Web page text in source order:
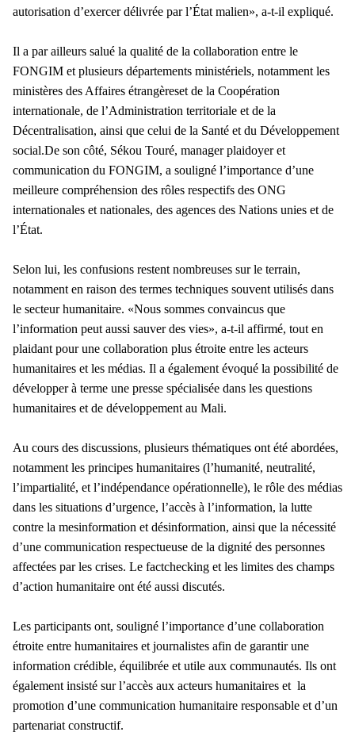
autorisation d’exercer délivrée par l’État malien», a-t-il expliqué.
Il a par ailleurs salué la qualité de la collaboration entre le
FONGIM et plusieurs départements ministériels, notamment les
ministères des Affaires étrangèreset de la Coopération
internationale, de l’Administration territoriale et de la
Décentralisation, ainsi que celui de la Santé et du Développement
social.De son côté, Sékou Touré, manager plaidoyer et
communication du FONGIM, a souligné l’importance d’une
meilleure compréhension des rôles respectifs des ONG
internationales et nationales, des agences des Nations unies et de
l’État.
Selon lui, les confusions restent nombreuses sur le terrain,
notamment en raison des termes techniques souvent utilisés dans
le secteur humanitaire. «Nous sommes convaincus que
l’information peut aussi sauver des vies», a-t-il affirmé, tout en
plaidant pour une collaboration plus étroite entre les acteurs
humanitaires et les médias. Il a également évoqué la possibilité de
développer à terme une presse spécialisée dans les questions
humanitaires et de développement au Mali.
Au cours des discussions, plusieurs thématiques ont été abordées,
notamment les principes humanitaires (l’humanité, neutralité,
l’impartialité, et l’indépendance opérationnelle), le rôle des médias
dans les situations d’urgence, l’accès à l’information, la lutte
contre la mesinformation et désinformation, ainsi que la nécessité
d’une communication respectueuse de la dignité des personnes
affectées par les crises. Le factchecking et les limites des champs
d’action humanitaire ont été aussi discutés.
Les participants ont, souligné l’importance d’une collaboration
étroite entre humanitaires et journalistes afin de garantir une
information crédible, équilibrée et utile aux communautés. Ils ont
également insisté sur l’accès aux acteurs humanitaires et la
promotion d’une communication humanitaire responsable et d’un
partenariat constructif.